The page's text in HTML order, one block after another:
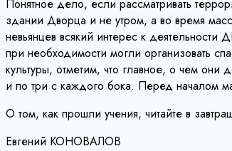
Понятное дело, если рассматривать
здании Дворца и не утром, а во время
невьянцев всякий интерес к деятельности
при необходимости могли организовать
культуры, отметим, что главное, о чем
и по три с каждого бока. Перед началом
О том, как прошли учения, читайте в
Евгений КОНОВАЛОВ